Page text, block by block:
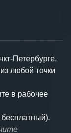
Петербурге,
любой точки
в рабочее